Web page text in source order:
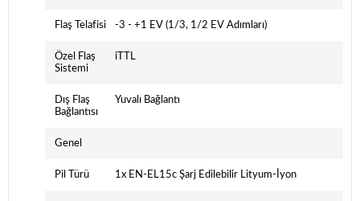
Flaş Telafisi -3 - +1 EV (1/3, 1/2 EV Adımları)
Özel Flaş
Sistemi
iTTL
Dış Flaş
Bağlantısı
Yuvalı Bağlantı
Genel
Pil Türü 1x EN-EL15c Şarj Edilebilir Lityum-İyon